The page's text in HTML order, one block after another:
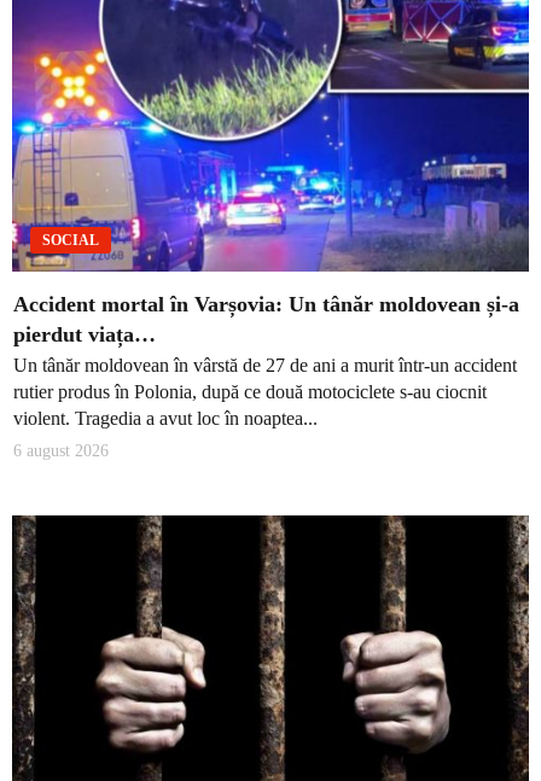
SOCIAL
Accident mortal în Varșovia: Un tânăr moldovean și-a
pierdut viața…
Un tânăr moldovean în vârstă de 27 de ani a murit într-un accident
rutier produs în Polonia, după ce două motociclete s-au ciocnit
violent. Tragedia a avut loc în noaptea...
6 august 2026